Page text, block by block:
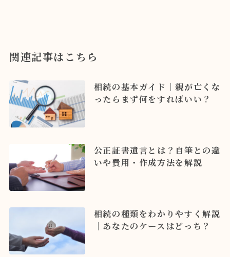
関連記事はこちら
相続の基本ガイド｜親が亡くな
ったらまず何をすればいい？
公正証書遺言とは？自筆との違
いや費用・作成方法を解説
相続の種類をわかりやすく解説
｜あなたのケースはどっち？